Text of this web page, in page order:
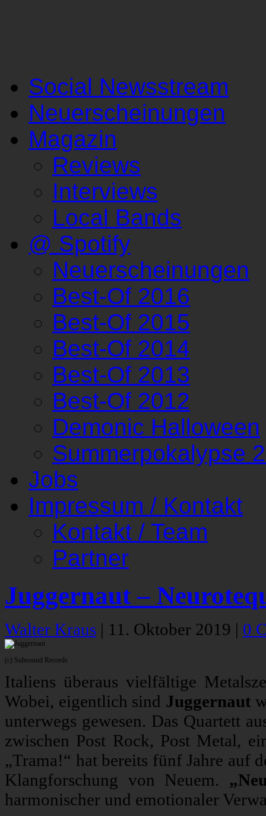
Social Newsstream
Neuerscheinungen
Magazin
Reviews
Interviews
Local Bands
@ Spotify
Neuerscheinungen
Best-Of 2016
Best-Of 2015
Best-Of 2014
Best-Of 2013
Best-Of 2012
Demonic Halloween
Summerpokalypse
Jobs
Impressum / Kontakt
Kontakt / Team
Partner
Juggernaut –
Walter Kraus | 11. Oktober 2019 | 0
(c) Subsound Records
Italiens überaus vielfältige
Wobei, eigentlich sind Juggernaut
unterwegs gewesen. Das Quartett
zwischen Post Rock, Post Metal,
„Trama!“ hat bereits fünf Jahre auf
Klangforschung von Neuem.
harmonischer und emotionaler